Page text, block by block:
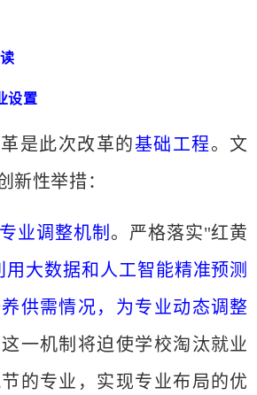
设置
是此次改革的基础工程。文
新性举措：
业调整机制 。严格落实"红黄
用大数据和人工智能精准预测
供需情况，为专业动态调整
一机制将迫使学校淘汰就业
的专业，实现专业布局的优